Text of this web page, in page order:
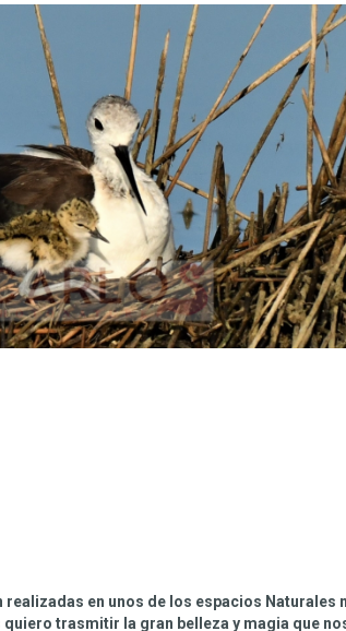
en unos de los espacios
trasmitir la gran belleza y magia que